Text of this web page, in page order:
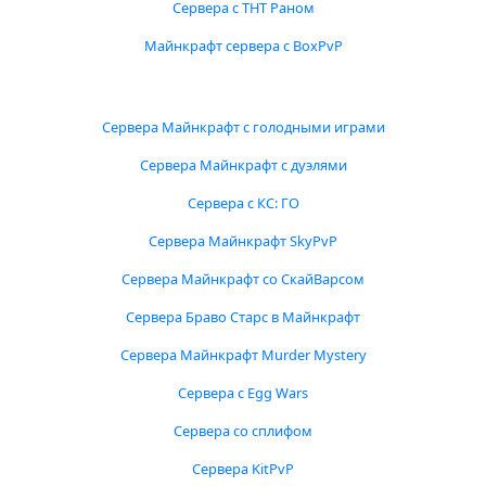
Сервера с ТНТ Раном
Майнкрафт сервера с BoxPvP
Сервера Майнкрафт с голодными играми
Сервера Майнкрафт с дуэлями
Сервера с КС: ГО
Сервера Майнкрафт SkyPvP
Сервера Майнкрафт со СкайВарсом
Сервера Браво Старс в Майнкрафт
Сервера Майнкрафт Murder Mystery
Сервера с Egg Wars
Сервера со сплифом
Сервера KitPvP